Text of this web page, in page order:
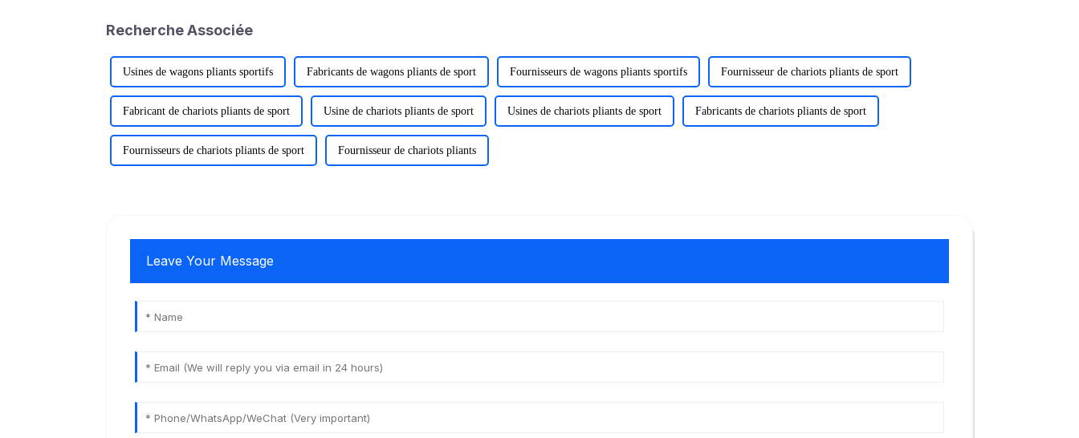
Recherche Associée
Usines de wagons pliants sportifs Fabricants de wagons pliants de sport Fournisseurs de wagons pliants sportifs Fournisseur de chariots pliants de sport
Fabricant de chariots pliants de sport Usine de chariots pliants de sport Usines de chariots pliants de sport Fabricants de chariots pliants de sport
Fournisseurs de chariots pliants de sport Fournisseur de chariots pliants
Leave Your Message